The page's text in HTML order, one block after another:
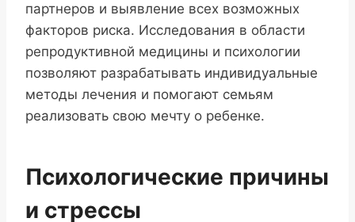
партнеров и выявление всех возможных
факторов риска. Исследования в области
репродуктивной медицины и психологии
позволяют разрабатывать индивидуальные
методы лечения и помогают семьям
реализовать свою мечту о ребенке.
Психологические причины
и стрессы